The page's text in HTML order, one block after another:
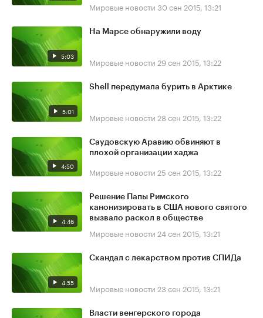
Мировые новости 30 сен 2015, 13:21
5:03
На Марсе обнаружили воду
Мировые новости 29 сен 2015, 13:22
5:01
Shell передумала бурить в Арктике
Мировые новости 28 сен 2015, 13:22
4:50
Саудовскую Аравию обвиняют в
плохой организации хаджа
Мировые новости 25 сен 2015, 13:22
4:46
Решение Папы Римского
канонизировать в США нового святого
вызвало раскол в обществе
Мировые новости 24 сен 2015, 13:21
4:55
Скандал с лекарством против СПИДа
Мировые новости 23 сен 2015, 13:21
Власти венгерского города